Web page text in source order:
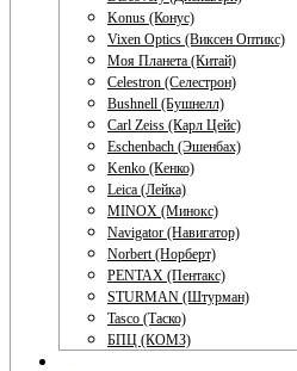
Konus (Конус)
Vixen Optics (Виксен Оптикс)
Моя Планета (Китай)
Celestron (Селестрон)
Bushnell (Бушнелл)
Carl Zeiss (Карл Цейс)
Eschenbach (Эшенбах)
Kenko (Кенко)
Leica (Лейка)
MINOX (Минокс)
Navigator (Навигатор)
Norbert (Норберт)
PENTAX (Пентакс)
STURMAN (Штурман)
Tasco (Таско)
БПЦ (КОМЗ)